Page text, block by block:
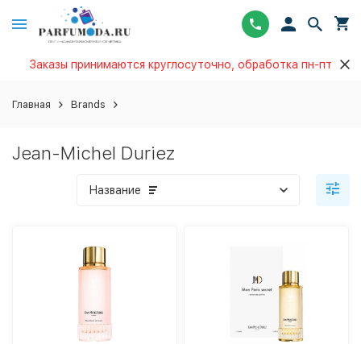
Заказы принимаются круглосуточно, обработка пн-пт
Главная Brands
Jean-Michel Duriez
Название